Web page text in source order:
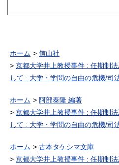
ホーム
信山社
京都大学井上教授事件 : 任期制
して : 大学・学問の自由の危機/司
ホーム
阿部泰隆 編著
京都大学井上教授事件 : 任期制
して : 大学・学問の自由の危機/司
ホーム
古本タケシマ文庫
京都大学井上教授事件 : 任期制